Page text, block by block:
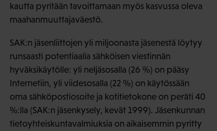
kautta pyritään tavoittamaan myös kasvussa oleva
maahanmuuttajaväestö.
SAK:n jäsenliittojen yli miljoonasta jäsenestä löytyy
runsaasti potentiaalia sähköisen viestinnän
hyväksikäytölle: yli neljäsosalla (26 %) on pääsy
Internetiin, yli viidesosalla (22 %) on käytössään
oma sähköpostiosoite ja kotitietokone on peräti 40
%:lla (SAK:n jäsenkysely, kevät 1999). Jäsenkunnan
tietoyhteiskuntavalmiuksia on aikaisemmin pyritty